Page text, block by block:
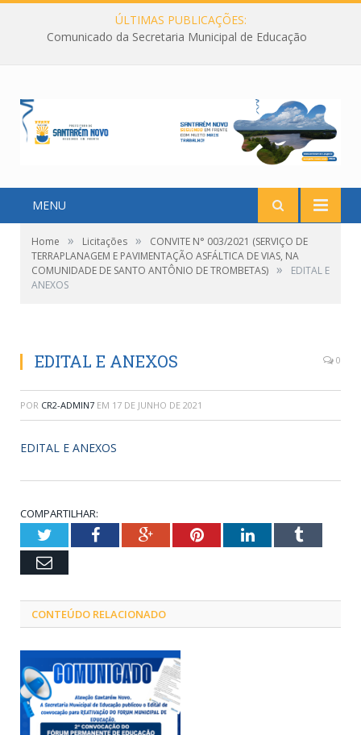
ÚLTIMAS PUBLICAÇÕES:
Comunicado da Secretaria Municipal de Educação
MENU
Home » Licitações »
CONVITE N° 003/2021 (SERVIÇO DE
TERRAPLANAGEM E PAVIMENTAÇÃO ASFÁLTICA DE VIAS, NA
COMUNIDADE DE SANTO ANTÔNIO DE TROMBETAS) »
EDITAL E
ANEXOS
EDITAL E ANEXOS 0
POR CR2-ADMIN7 EM 17 DE JUNHO DE 2021
EDITAL E ANEXOS
COMPARTILHAR:
TwitterFacebookGoogle+PinterestLinkedInTumblr
Email
CONTEÚDO RELACIONADO